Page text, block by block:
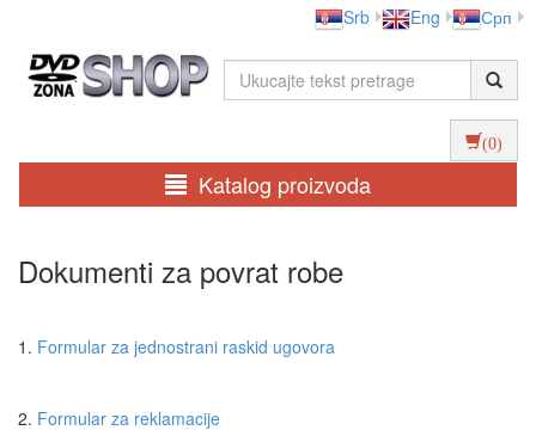
Srb Eng Срп
(0)
Katalog proizvoda
Dokumenti za povrat robe
1. Formular za jednostrani raskid ugovora
2. Formular za reklamacije